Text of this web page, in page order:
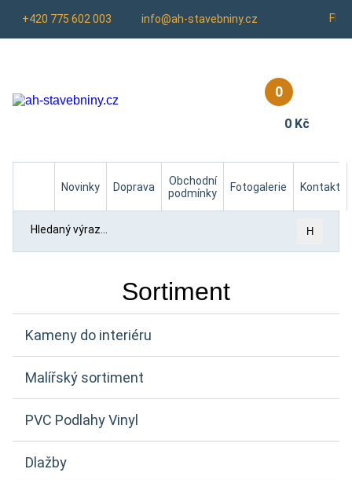
+420 775 602 003 info@ah-stavebniny.cz Fb
0
0 Kč
Novinky
Doprava
Obchodní
podmínky
Fotogalerie Kontakt
H
Sortiment
Kameny do interiéru
Malířský sortiment
PVC Podlahy Vinyl
Dlažby